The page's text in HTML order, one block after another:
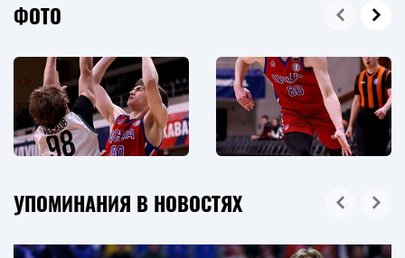
ФОТО
УПОМИНАНИЯ В НОВОСТЯХ